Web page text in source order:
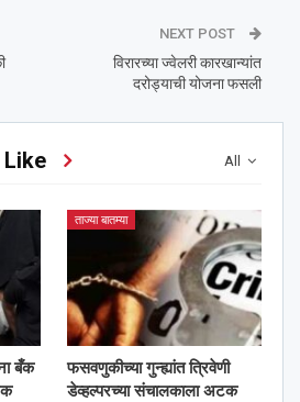
NEXT POST
विरारच्या ज्वेलरी कारखान्यांत
दरोड्याची योजना फसली
All
बँक
ताज्या बातम्या
फसवणुकीच्या गुन्ह्यांत त्रिवेणी
डेव्हल्परच्या संचालकाला अटक